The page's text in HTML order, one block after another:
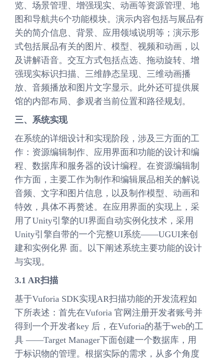
览、场景管理、增强现实、动画等资源管理、地
图和导航共6个功能模块。演示内容包括与展品有
关的简介信息、背景、应用领域说明等；演示形
式包括展品有关的图片、模型、视频和动画，以
及讲解语音。交互方式包括点选、拖动旋转、增
强现实标识扫描、三维静态呈现、三维动画播
放、音频播放和图片文字显示。此外还可提供展
馆的内部布局、参观者当前位置和路径规划。
三、系统实现
在系统的详细设计和实现阶段，涉及三方面的工
作：资源编辑制作、应用界面和功能的设计和编
程、数据库和服务器的设计编程。在资源编辑制
作方面，主要工作为制作和编辑展品相关的解说
音频、文字和图片信息，以及制作模型、动画和
特效，具体不再赘述。在应用界面的实现上，采
用了Unity引擎的UI界面自动实例化技术，采用
Unity引擎自带的一个完整UI系统——UGUI来创
建和实例化界 面。以下阐述系统主要功能的设计
与实现。
3.1 AR扫描
基于Vuforia SDK实现AR扫描功能的开发流程如
下所表述：首先在Vuforia 官网注册开发者账号并
得到一个开发者key 后，在Vuforia的基于web的工
具 ——Target Manager下面创建一个数据库，用
于标识物的管理。根据实际的需求，从多个角度